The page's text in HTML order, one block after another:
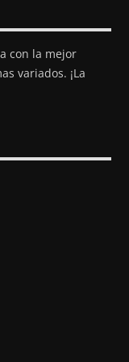
con la mejor
variados. ¡La